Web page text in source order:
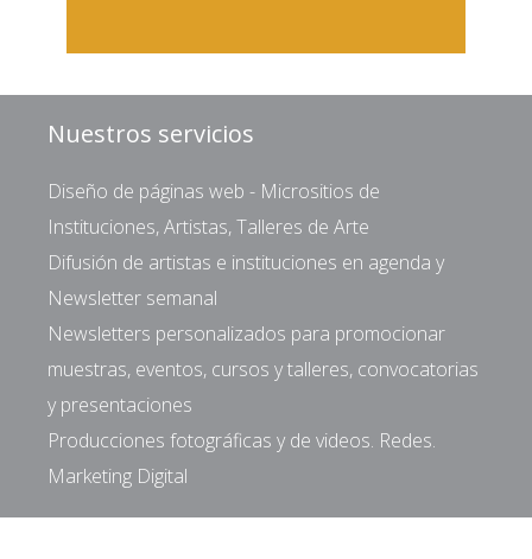
Nuestros servicios
Diseño de páginas web - Micrositios de
Instituciones, Artistas, Talleres de Arte
Difusión de artistas e instituciones en agenda y
Newsletter semanal
Newsletters personalizados para promocionar
muestras, eventos, cursos y talleres, convocatorias
y presentaciones
Producciones fotográficas y de videos. Redes.
Marketing Digital